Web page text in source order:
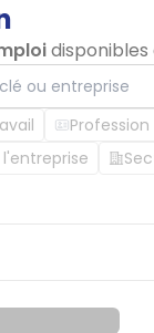
disponibles
entreprise
Profession